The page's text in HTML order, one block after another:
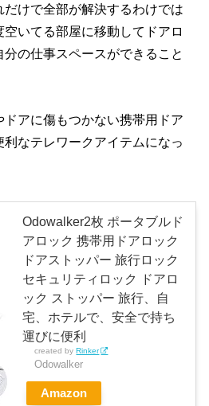
けで全部が解決するわけでは
いてる部屋に移動してドアロ
の仕事スペースができること
アに傷もつかない携帯用ドア
なテレワークアイテムになっ
Odowalker2枚 ポータブルド
アロック 携帯用ドアロック
ドアストッパー 旅行ロック
セキュリティロック ドアロ
ック ストッパー 旅行、自
宅、ホテルで、安全で持ち
運びに便利
created byRinker
Odowalker
Amazon